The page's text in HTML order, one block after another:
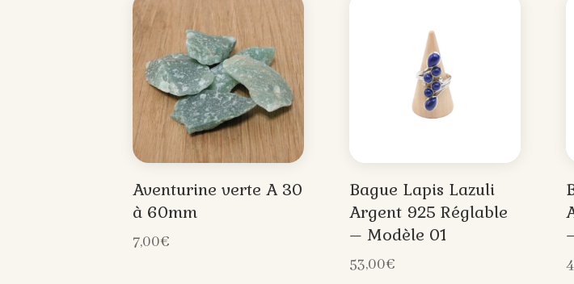
Aventurine verte A 30
à 60mm
7,00€
Bague Lapis Lazuli
Argent 925 Réglable
– Modèle 01
53,00€